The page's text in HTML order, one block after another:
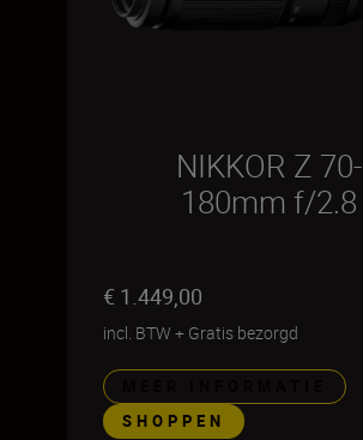
NIKKOR Z 70-
180mm f/2.8
€ 1.449,00
incl. BTW + Gratis bezorgd
SHOPPEN